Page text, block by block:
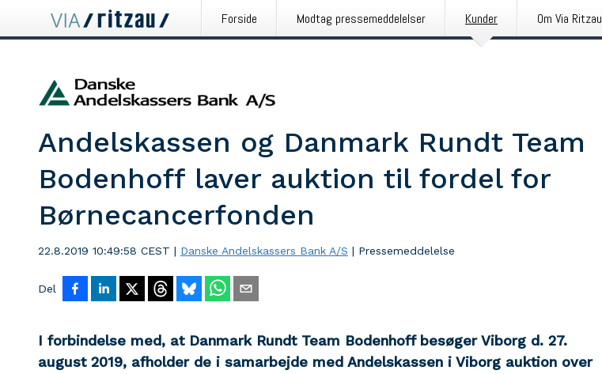
Forside Modtag pressemeddelelser Kunder Om Via Ritzau
Andelskassen og Danmark Rundt Team
Bodenhoff laver auktion til fordel for
Børnecancerfonden
22.8.2019 10:49:58 CEST | Danske Andelskassers Bank A/S | Pressemeddelelse
Del
I forbindelse med, at Danmark Rundt Team Bodenhoff besøger Viborg d. 27.
august 2019, afholder de i samarbejde med Andelskassen i Viborg auktion over